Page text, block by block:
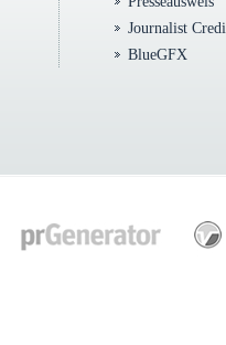
Journalist
BlueGFX